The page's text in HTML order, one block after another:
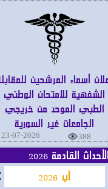
أسماء المرشحين للمقابلة
للامتحان الوطني
الموحد من خريجي
الجامعات غير السورية
23-07-2026
القادمة2026
آب 2026